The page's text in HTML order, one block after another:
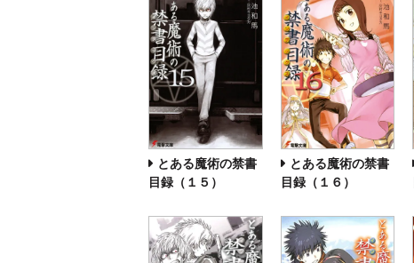
とある魔術の禁書
目録（１５）
とある魔術の禁書
目録（１６）